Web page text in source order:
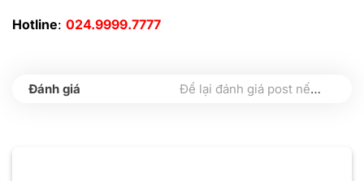
Hotline: 024.9999.7777
Để lại đánh giá post nếu bạn thấy hữu ích nhé